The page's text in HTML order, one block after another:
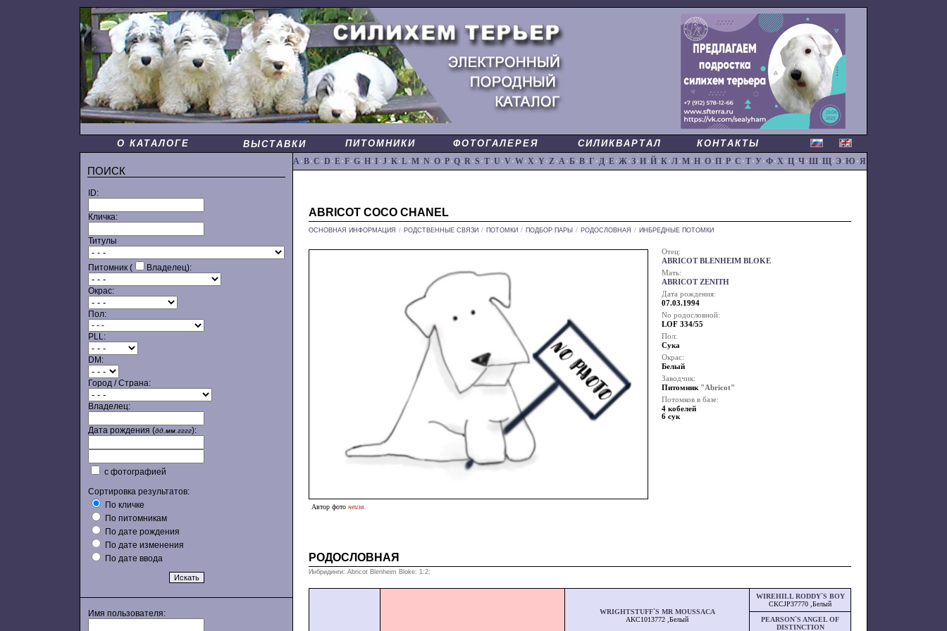
О КАТАЛОГЕ ВЫСТАВКИ ПИТОМНИКИ ФОТОГАЛЕРЕЯ СИЛИКВАРТАЛ КОНТАКТЫ
ПОИСК
ID:
Кличка:
Титулы
Питомник ( Владелец):
Окрас:
Пол:
PLL:
DM:
Город / Страна:
Владелец:
Дата рождения (дд.мм.гггг):
с фотографией
Сортировка результатов:
По кличке
По питомникам
По дате рождения
По дате изменения
По дате ввода
Имя пользователя:
A·B·C ·D ·E·F·G·H·I ·J·K·L·M·N·O·P·Q·R·S ·T·U ·V·W·X·Y ·Z·А·Б·В·Г ·Д·Е·Ж·З·И·Й·К·Л·М·Н·О·П·Р·С ·Т·У·Ф·Х·Ц·Ч·Ш·Щ· Э·Ю ·Я
ABRICOT COCO CHANEL
ОСНОВНАЯ ИНФОРМАЦИЯ / РОДСТВЕННЫЕ СВЯЗИ / ПОТОМКИ / ПОДБОР ПАРЫ / РОДОСЛОВНАЯ / ИНБРЕДНЫЕ ПОТОМКИ
Автор фото неизв.
Отец:
ABRICOT BLENHEIM BLOKE
Мать:
ABRICOT ZENITH
Дата рождения:
07.03.1994
No родословной:
LOF 334/55
Пол:
Сука
Окрас:
Белый
Заводчик:
Питомник "Abricot"
Потомков в базе:
4 кобелей
6 сук
РОДОСЛОВНАЯ
Инбридинги: Abricot Blenheim Bloke: 1:2;
WRIGHTSTUFF`S MR MOUSSACA
AKC1013772 ,Белый
WIREHILL RODDY`S BOY
CKCJP37770 ,Белый
PEARSON`S ANGEL OF
DISTINCTION